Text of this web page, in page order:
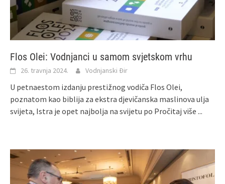
Flos Olei: Vodnjanci u samom svjetskom vrhu
26. travnja 2024. Vodnjanski Đir
U petnaestom izdanju prestižnog vodiča Flos Olei,
poznatom kao biblija za ekstra djevičanska maslinova ulja
svijeta, Istra je opet najbolja na svijetu po Pročitaj više ...